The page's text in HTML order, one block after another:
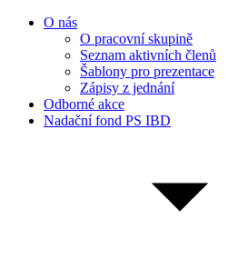
O nás
O pracovní skupině
Seznam aktivních členů
Šablony pro prezentace
Zápisy z jednání
Odborné akce
Nadační fond PS IBD